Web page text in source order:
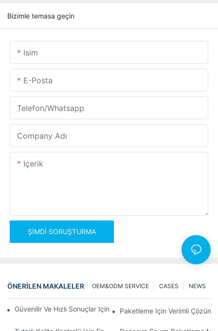
Bizimle temasa geçin
Isim
E-Posta
Telefon/whatsapp
Company Adı
Içerik
ŞIMDI SORUŞTURMA
ÖNERILEN MAKALELER NEWS
CASES
OEM&ODM SERVICE
Güvenilir Ve Hızlı Sonuçlar Için Vida Sayım Paketleme Makineleri
Paketleme Için Verimli